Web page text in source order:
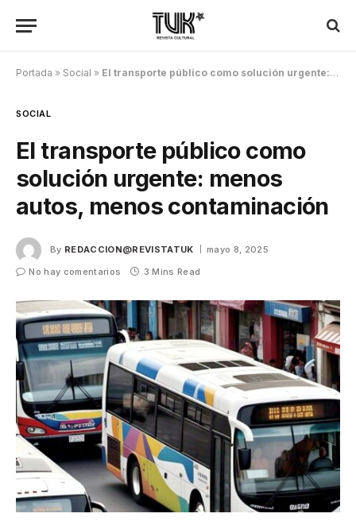
Portada » Social » El transporte público como solución urgente: menos autos, menos contaminación
SOCIAL
El transporte público como
solución urgente: menos
autos, menos contaminación
By REDACCION@REVISTATUK
mayo 8, 2025
No hay comentarios
3 Mins Read